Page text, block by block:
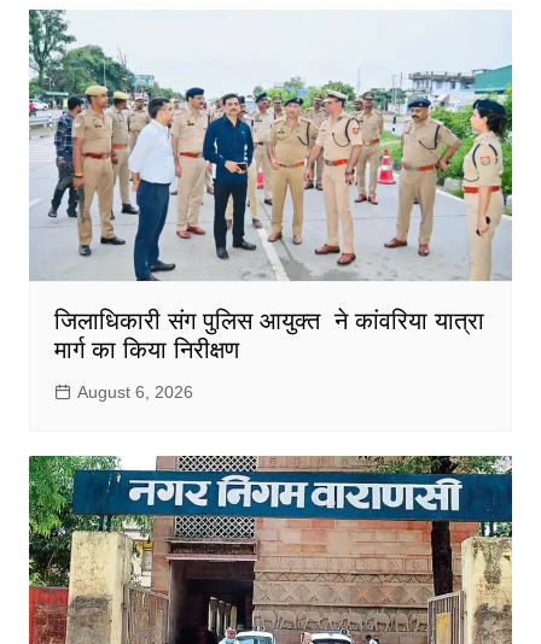
जिलाधिकारी संग पुलिस आयुक्त ने कांवरिया यात्रा
मार्ग का किया निरीक्षण
August 6, 2026